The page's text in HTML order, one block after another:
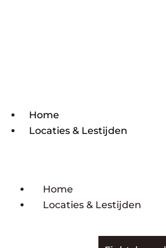
Home
Locaties & Lestijden
Home
Locaties & Lestijden